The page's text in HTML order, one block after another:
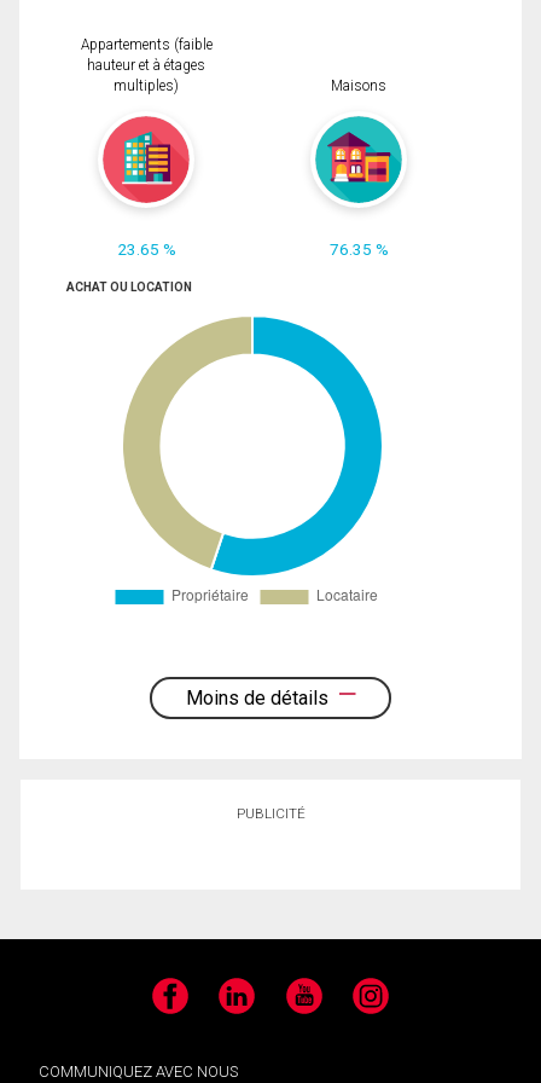
Appartements (faible
hauteur et à étages
multiples)
23.65 %
Maisons
76.35 %
ACHAT OU LOCATION
Moins de détails
PUBLICITÉ
Facebook LinkedIn YouTube Instagram
COMMUNIQUEZ AVEC NOUS